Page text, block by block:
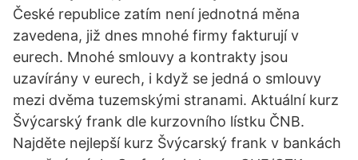
České republice zatím není jednotná měna
zavedena, již dnes mnohé firmy fakturují v
eurech. Mnohé smlouvy a kontrakty jsou
uzavírány v eurech, i když se jedná o smlouvy
mezi dvěma tuzemskými stranami. Aktuální kurz
Švýcarský frank dle kurzovního lístku ČNB.
Najděte nejlepší kurz Švýcarský frank v bankách